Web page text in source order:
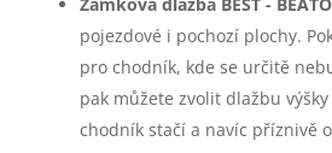
pojezdové i pochozí plochy.
pro chodník, kde se určitě
pak můžete zvolit dlažbu
chodník stačí a navíc příznivě